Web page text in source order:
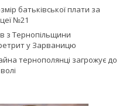
батьківської плати за
№21
з Тернопільщини
у Зарваницю
тернополянці загрожує до